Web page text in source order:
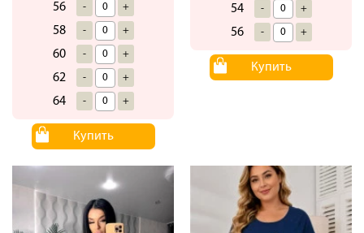
56 - +
58 - +
60 - +
62 - +
64 - +
Купить
54 - +
56 - +
Купить